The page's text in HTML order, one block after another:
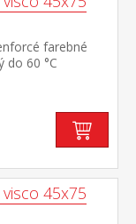
farebné
do 60 °C
45x75